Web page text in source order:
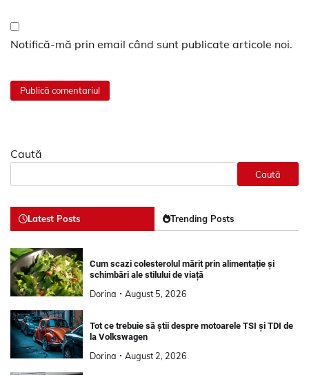
Notifică-mă prin email când sunt publicate articole noi.
Caută
Caută
Latest Posts Trending Posts
Cum scazi colesterolul mărit prin alimentație și
schimbări ale stilului de viață
Dorina August 5, 2026
Tot ce trebuie să știi despre motoarele TSI și TDI de
la Volkswagen
Dorina August 2, 2026